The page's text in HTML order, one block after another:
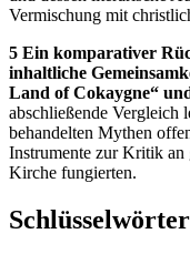
Vermischung mit
5 Ein komparativer
inhaltliche
Land of Cokaygne“
abschließende Vergleich
behandelten Mythen
Instrumente zur Kritik an
Kirche fungierten.
Schlüsselwörter